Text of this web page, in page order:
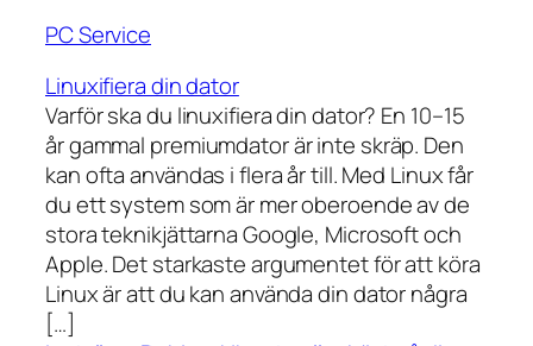
PC Service
Linuxifiera din dator
Varför ska du linuxifiera din dator? En 10–15
år gammal premiumdator är inte skräp. Den
kan ofta användas i flera år till. Med Linux får
du ett system som är mer oberoende av de
stora teknikjättarna Google, Microsoft och
Apple. Det starkaste argumentet för att köra
Linux är att du kan använda din dator några
[…]